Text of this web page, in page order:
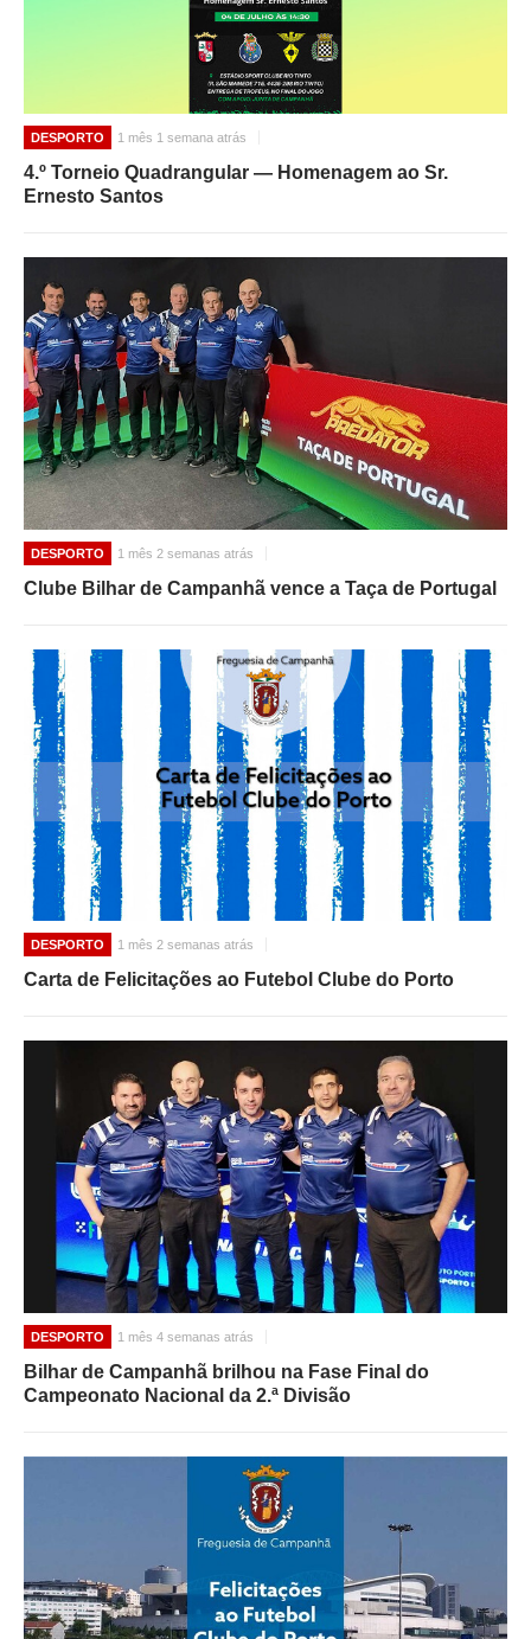
DESPORTO 1 mês 1 semana atrás
4.º Torneio Quadrangular — Homenagem ao Sr.
Ernesto Santos
DESPORTO 1 mês 2 semanas atrás
Clube Bilhar de Campanhã vence a Taça de Portugal
DESPORTO 1 mês 2 semanas atrás
Carta de Felicitações ao Futebol Clube do Porto
DESPORTO 1 mês 4 semanas atrás
Bilhar de Campanhã brilhou na Fase Final do
Campeonato Nacional da 2.ª Divisão